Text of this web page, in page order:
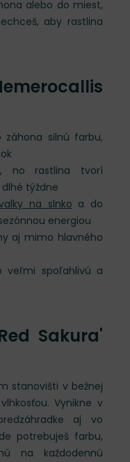
alebo do miest,
aby rastlina
silnú farbu,
no rastlina tvorí
týždne
na slnko a do
energiou
aj mimo hlavného
veľmi spoľahlivú a
Sakura'
stanovišti v bežnej
Vynikne v
aj vo
potrebuješ farbu,
na každodennú